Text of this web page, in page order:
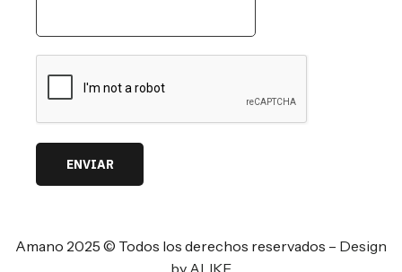
ENVIAR
Amano 2025 © Todos los derechos reservados – Design